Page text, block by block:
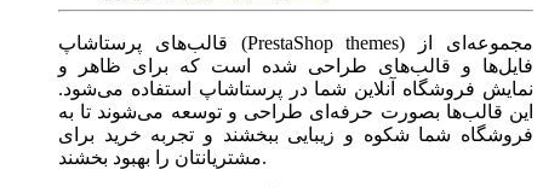
قالب‌های پرستاشاپ (PrestaShop themes) مجموعه‌ای از
فایل‌ها و قالب‌های طراحی شده است که برای ظاهر و
نمایش فروشگاه آنلاین شما در پرستاشاپ استفاده می‌شود.
این قالب‌ها بصورت حرفه‌ای طراحی و توسعه می‌شوند تا به
فروشگاه شما شکوه و زیبایی ببخشند و تجربه خرید برای
مشتریانتان را بهبود بخشند.